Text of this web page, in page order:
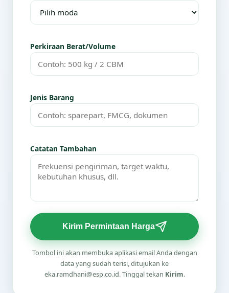
Perkiraan Berat/Volume
Jenis Barang
Catatan Tambahan
Kirim Permintaan Harga
Tombol ini akan membuka aplikasi email Anda dengan
data yang sudah terisi, ditujukan ke
eka.ramdhani@esp.co.id. Tinggal tekan Kirim.